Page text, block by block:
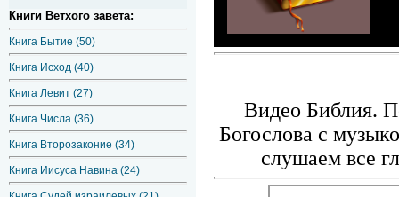
Книги Ветхого завета:
Книга Бытие (50)
Книга Исход (40)
Книга Левит (27)
Книга Числа (36)
Книга Второзаконие (34)
Книга Иисуса Навина (24)
Видео Библия.
Богослова с
слушаем все